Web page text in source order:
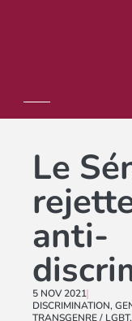
Le
anti-
5 NOV 2021
DISCRIMINATION,
TRANSGENRE / LGBT,